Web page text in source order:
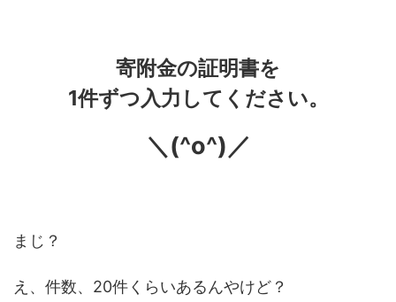
寄附金の証明書を
1件ずつ入力してください。
＼(^o^)／
まじ？
え、件数、20件くらいあるんやけど？